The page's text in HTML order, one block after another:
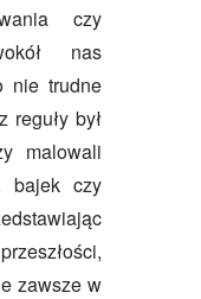
czy
nas
nie trudne
był
malowali
bajek czy
zawsze w